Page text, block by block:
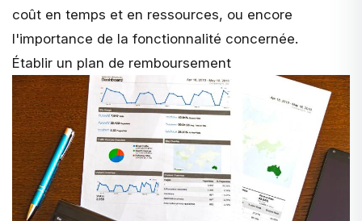
coût en temps et en ressources, ou encore
l'importance de la fonctionnalité concernée.
Établir un plan de remboursement